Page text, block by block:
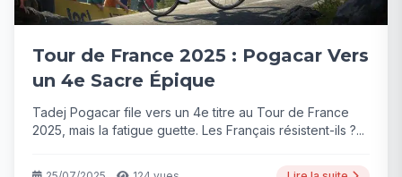
Tour de France 2025 : Pogacar Vers
un 4e Sacre Épique
Tadej Pogacar file vers un 4e titre au Tour de France
2025, mais la fatigue guette. Les Français résistent-ils ?...